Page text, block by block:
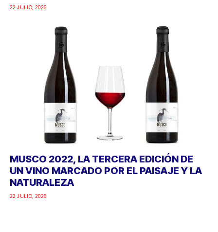
22 JULIO, 2026
MUSCO 2022, LA TERCERA EDICIÓN DE
UN VINO MARCADO POR EL PAISAJE Y LA
NATURALEZA
22 JULIO, 2026